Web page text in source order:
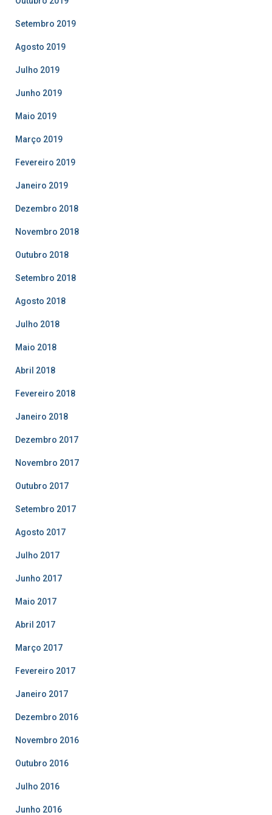
Setembro 2019
Agosto 2019
Julho 2019
Junho 2019
Maio 2019
Março 2019
Fevereiro 2019
Janeiro 2019
Dezembro 2018
Novembro 2018
Outubro 2018
Setembro 2018
Agosto 2018
Julho 2018
Maio 2018
Abril 2018
Fevereiro 2018
Janeiro 2018
Dezembro 2017
Novembro 2017
Outubro 2017
Setembro 2017
Agosto 2017
Julho 2017
Junho 2017
Maio 2017
Abril 2017
Março 2017
Fevereiro 2017
Janeiro 2017
Dezembro 2016
Novembro 2016
Outubro 2016
Julho 2016
Junho 2016